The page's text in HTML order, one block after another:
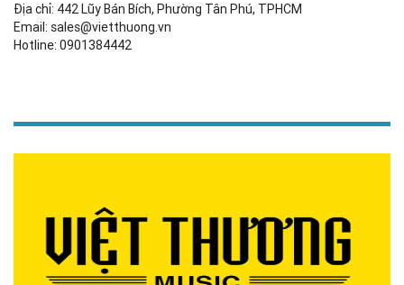
Địa chỉ: 442 Lũy Bán Bích, Phường Tân Phú, TPHCM
Email: sales@vietthuong.vn
Hotline: 0901384442